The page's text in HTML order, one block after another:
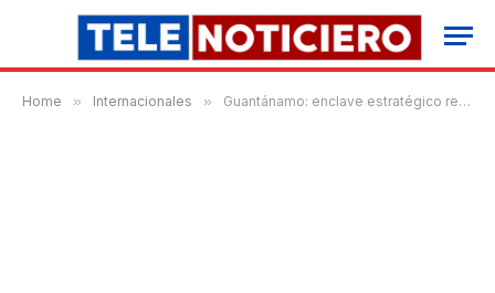
Home » Internacionales » Guantánamo: enclave estratégico reaviva tensiones entre Cuba y Estados Unidos